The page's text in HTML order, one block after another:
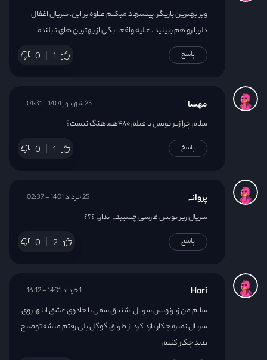
ویر بهترین بازیگر. پیشنهاد میکنم علاوه بر این. سریال اغفال
دلربا رو هم ببینید . عالیه واقعا. یکی از بهترین های تایلنده
0 1 پاسخ
مهسا
سلام چرا زیر نویس با فیلم ۴۸۰هماهنگ نیست؟
0 1
25 شهریور 1401 - 01:31
پاسخ
پروانہ
سریال زیر نویس فارسی چسبیدہ ندارہ؟؟؟
0 2
25 خرداد 1401 - 02:37
پاسخ
Hori
سلام من زیرنویس سریال اشتیاق سمی یا جادوی عشق اینها روی
سریال نمیره چکار بازد کرد از طریق گوگل پلی رفتم میشه توضیح
بدید چکار کنیم
1 خرداد 1401 - 16:12